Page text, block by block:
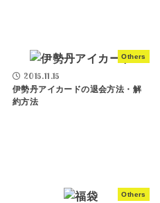
Others
2015.11.15
伊勢丹アイカードの退会方法・解
約方法
Others